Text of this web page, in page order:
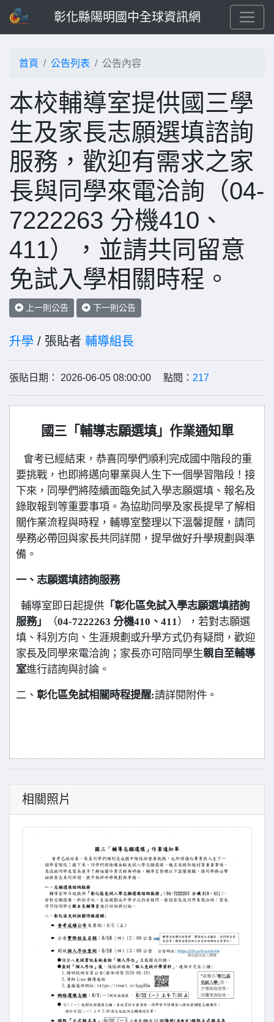
彰化縣陽明國中全球資訊網
首頁 公告列表 公告內容
本校輔導室提供國三學
生及家長志願選填諮詢
服務，歡迎有需求之家
長與同學來電洽詢（04-
7222263 分機410、
411），並請共同留意
免試入學相關時程。
上一則公告 下一則公告
升學 / 張貼者 輔導組長
張貼日期： 2026-06-05 08:00:00 點閱： 217
國三「輔導志願選填」作業通知單
會考已經結束，恭喜同學們順利完成國中階段的重
要挑戰，也即將邁向畢業與人生下一個學習階段！接
下來，同學們將陸續面臨免試入學志願選填、報名及
錄取報到等重要事項。為協助同學及家長提早了解相
關作業流程與時程，輔導室整理以下溫馨提醒，請同
學務必帶回與家長共同詳閱，提早做好升學規劃與準
備。
一、志願選填諮詢服務
輔導室即日起提供 「彰化區免試入學志願選填諮詢
服務」
（04-7222263 分機410、411），若對志願選
填、科別方向、生涯規劃或升學方式仍有疑問，歡迎
家長及同學來電洽詢；家長亦可陪同學生親自至輔導
室進行諮詢與討論。
二、 彰化區免試相關時程提醒:請詳閱附件。
相關照片